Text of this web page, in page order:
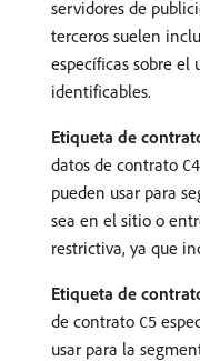
servidores de
terceros suelen
específicas sobre el
identificables.
Etiqueta de
datos de contrato C4
pueden usar para
sea en el sitio o
restrictiva, ya que
Etiqueta de
de contrato C5
usar para la